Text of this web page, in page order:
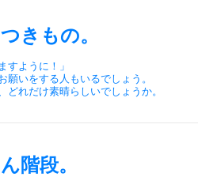
きもの。
すように！」
願いをする人もいるでしょう。
どれだけ素晴らしいでしょうか。
階段。